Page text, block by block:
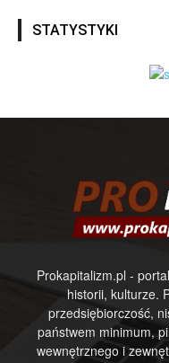
STATYSTYKI
Prokapitalizm.pl -
historii, kulturze.
przedsiębiorczość,
państwem minimum,
wewnętrznego i